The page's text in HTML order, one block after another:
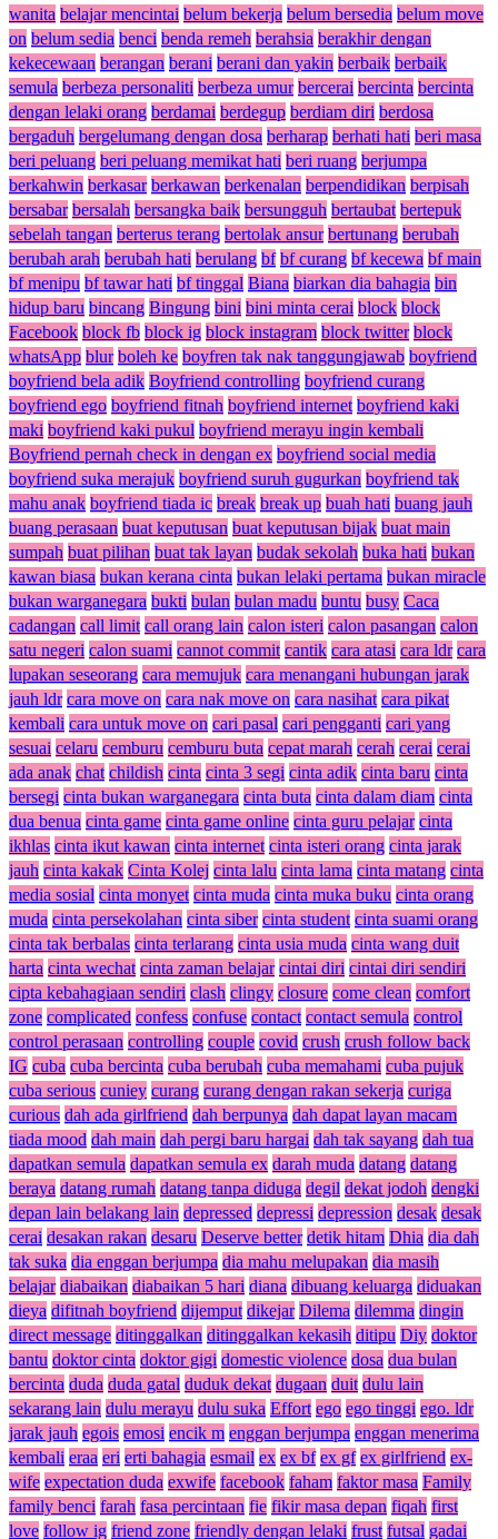
wanita belajar mencintai belum bekerja belum bersedia belum move
on belum sedia benci benda remeh berahsia berakhir dengan
kekecewaan berangan berani berani dan yakin berbaik berbaik
semula berbeza personaliti berbeza umur bercerai bercinta bercinta
dengan lelaki orang berdamai berdegup berdiam diri berdosa
bergaduh bergelumang dengan dosa berharap berhati hati beri masa
beri peluang beri peluang memikat hati beri ruang berjumpa
berkahwin berkasar berkawan berkenalan berpendidikan berpisah
bersabar bersalah bersangka baik bersungguh bertaubat bertepuk
sebelah tangan berterus terang bertolak ansur bertunang berubah
berubah arah berubah hati berulang bf bf curang bf kecewa bf main
bf menipu bf tawar hati bf tinggal Biana biarkan dia bahagia bin
hidup baru bincang Bingung bini bini minta cerai block block
Facebook block fb block ig block instagram block twitter block
whatsApp blur boleh ke boyfren tak nak tanggungjawab boyfriend
boyfriend bela adik Boyfriend controlling boyfriend curang
boyfriend ego boyfriend fitnah boyfriend internet boyfriend kaki
maki boyfriend kaki pukul boyfriend merayu ingin kembali
Boyfriend pernah check in dengan ex boyfriend social media
boyfriend suka merajuk boyfriend suruh gugurkan boyfriend tak
mahu anak boyfriend tiada ic break break up buah hati buang jauh
buang perasaan buat keputusan buat keputusan bijak buat main
sumpah buat pilihan buat tak layan budak sekolah buka hati bukan
kawan biasa bukan kerana cinta bukan lelaki pertama bukan miracle
bukan warganegara bukti bulan bulan madu buntu busy Caca
cadangan call limit call orang lain calon isteri calon pasangan calon
satu negeri calon suami cannot commit cantik cara atasi cara ldr cara
lupakan seseorang cara memujuk cara menangani hubungan jarak
jauh ldr cara move on cara nak move on cara nasihat cara pikat
kembali cara untuk move on cari pasal cari pengganti cari yang
sesuai celaru cemburu cemburu buta cepat marah cerah cerai cerai
ada anak chat childish cinta cinta 3 segi cinta adik cinta baru cinta
bersegi cinta bukan warganegara cinta buta cinta dalam diam cinta
dua benua cinta game cinta game online cinta guru pelajar cinta
ikhlas cinta ikut kawan cinta internet cinta isteri orang cinta jarak
jauh cinta kakak Cinta Kolej cinta lalu cinta lama cinta matang cinta
media sosial cinta monyet cinta muda cinta muka buku cinta orang
muda cinta persekolahan cinta siber cinta student cinta suami orang
cinta tak berbalas cinta terlarang cinta usia muda cinta wang duit
harta cinta wechat cinta zaman belajar cintai diri cintai diri sendiri
cipta kebahagiaan sendiri clash clingy closure come clean comfort
zone complicated confess confuse contact contact semula control
control perasaan controlling couple covid crush crush follow back
IG cuba cuba bercinta cuba berubah cuba memahami cuba pujuk
cuba serious cuniey curang curang dengan rakan sekerja curiga
curious dah ada girlfriend dah berpunya dah dapat layan macam
tiada mood dah main dah pergi baru hargai dah tak sayang dah tua
dapatkan semula dapatkan semula ex darah muda datang datang
beraya datang rumah datang tanpa diduga degil dekat jodoh dengki
depan lain belakang lain depressed depressi depression desak desak
cerai desakan rakan desaru Deserve better detik hitam Dhia dia dah
tak suka dia enggan berjumpa dia mahu melupakan dia masih
belajar diabaikan diabaikan 5 hari diana dibuang keluarga diduakan
dieya difitnah boyfriend dijemput dikejar Dilema dilemma dingin
direct message ditinggalkan ditinggalkan kekasih ditipu Diy doktor
bantu doktor cinta doktor gigi domestic violence dosa dua bulan
bercinta duda duda gatal duduk dekat dugaan duit dulu lain
sekarang lain dulu merayu dulu suka Effort ego ego tinggi ego. ldr
jarak jauh egois emosi encik m enggan berjumpa enggan menerima
kembali eraa eri erti bahagia esmail ex ex bf ex gf ex girlfriend ex-
wife expectation duda exwife facebook faham faktor masa Family
family benci farah fasa percintaan fie fikir masa depan fiqah first
love follow ig friend zone friendly dengan lelaki frust futsal gadai